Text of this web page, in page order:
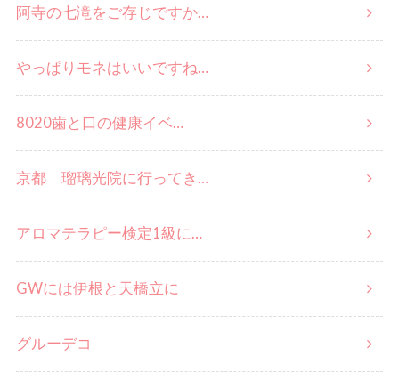
阿寺の七滝をご存じですか…
やっぱりモネはいいですね…
8020歯と口の健康イベ…
京都 瑠璃光院に行ってき…
アロマテラピー検定1級に…
GWには伊根と天橋立に
グルーデコ